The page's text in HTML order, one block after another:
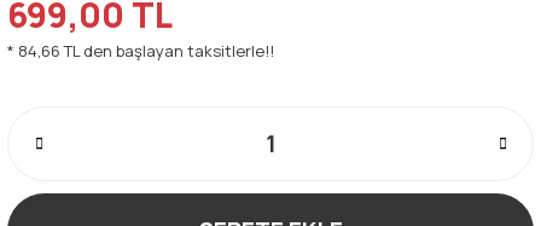
699,00 TL
* 84,66 TL den başlayan taksitlerle!!